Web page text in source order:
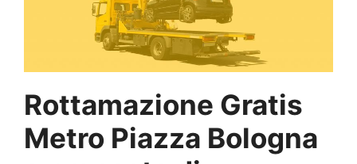
Rottamazione Gratis
Metro Piazza Bologna